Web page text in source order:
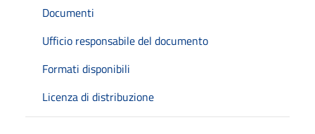
Documenti
Ufficio responsabile del documento
Formati disponibili
Licenza di distribuzione